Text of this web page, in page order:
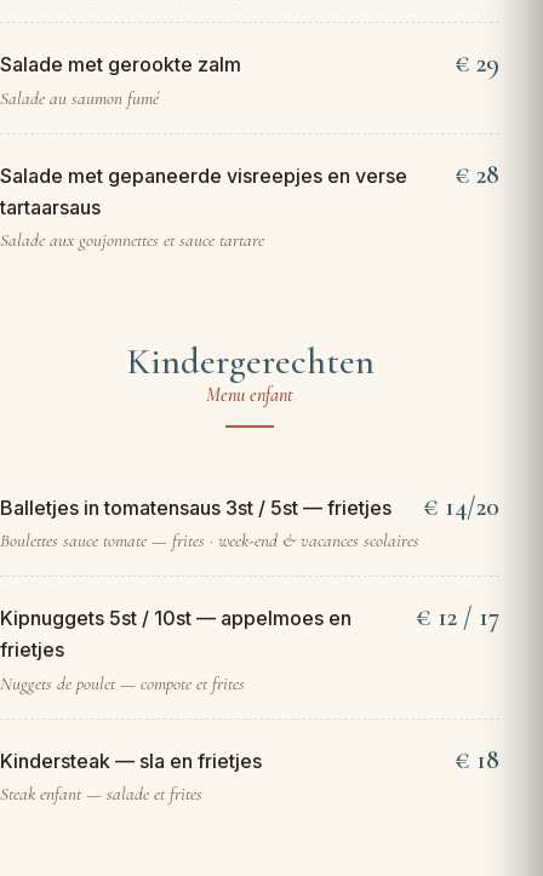
Salade met gerookte zalm
Salade au saumon fumé
29
Salade met gepaneerde visreepjes en verse
tartaarsaus
Salade aux goujonnettes et sauce tartare
28
Kindergerechten
Menu enfant
Balletjes in tomatensaus 3st / 5st — frietjes
Boulettes sauce tomate — frites · week-end & vacances scolaires
14/20
Kipnuggets 5st / 10st — appelmoes en
frietjes
Nuggets de poulet — compote et frites
12 / 17
Kindersteak — sla en frietjes
Steak enfant — salade et frites
18